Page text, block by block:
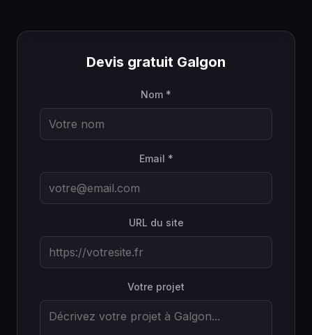
Devis gratuit Galgon
Nom *
Email *
URL du site
Votre projet